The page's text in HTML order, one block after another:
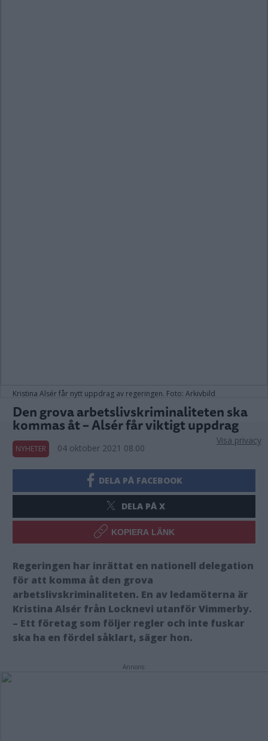
Kristina Alsér får nytt uppdrag av regeringen. Foto: Arkivbild
Den grova arbetslivskriminaliteten ska
kommas åt – Alsér får viktigt uppdrag
NYHETER 04 oktober 2021 08.00
DELA PÅ FACEBOOK
DELA PÅ X
KOPIERA LÄNK
Regeringen har inrättat en nationell delegation
för att komma åt den grova
arbetslivskriminaliteten. En av ledamöterna är
Kristina Alsér från Locknevi utanför Vimmerby.
– Ett företag som följer regler och inte fuskar
ska ha en fördel såklart, säger hon.
Annons:
Visa privacy